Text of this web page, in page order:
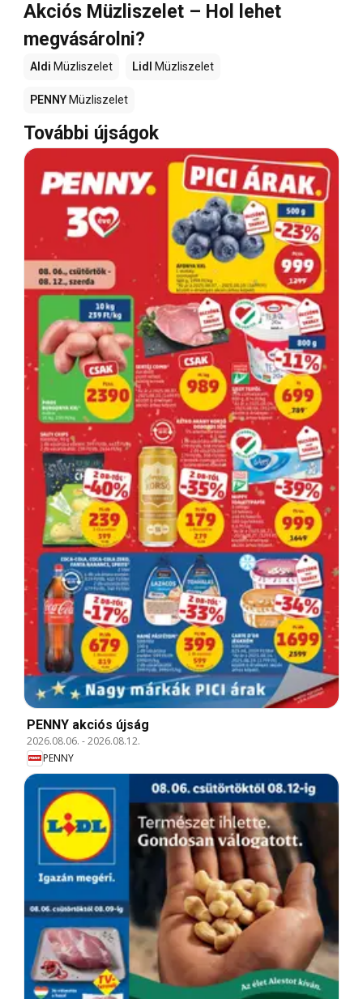
Akciós Müzliszelet – Hol lehet
megvásárolni?
Aldi Müzliszelet Lidl Müzliszelet
PENNY Müzliszelet
További újságok
PENNY akciós újság
2026.08.06. -2026.08.12.
PENNY